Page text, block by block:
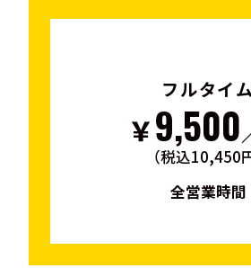
フルタイム
￥9,500
（税込10,450
全営業時間